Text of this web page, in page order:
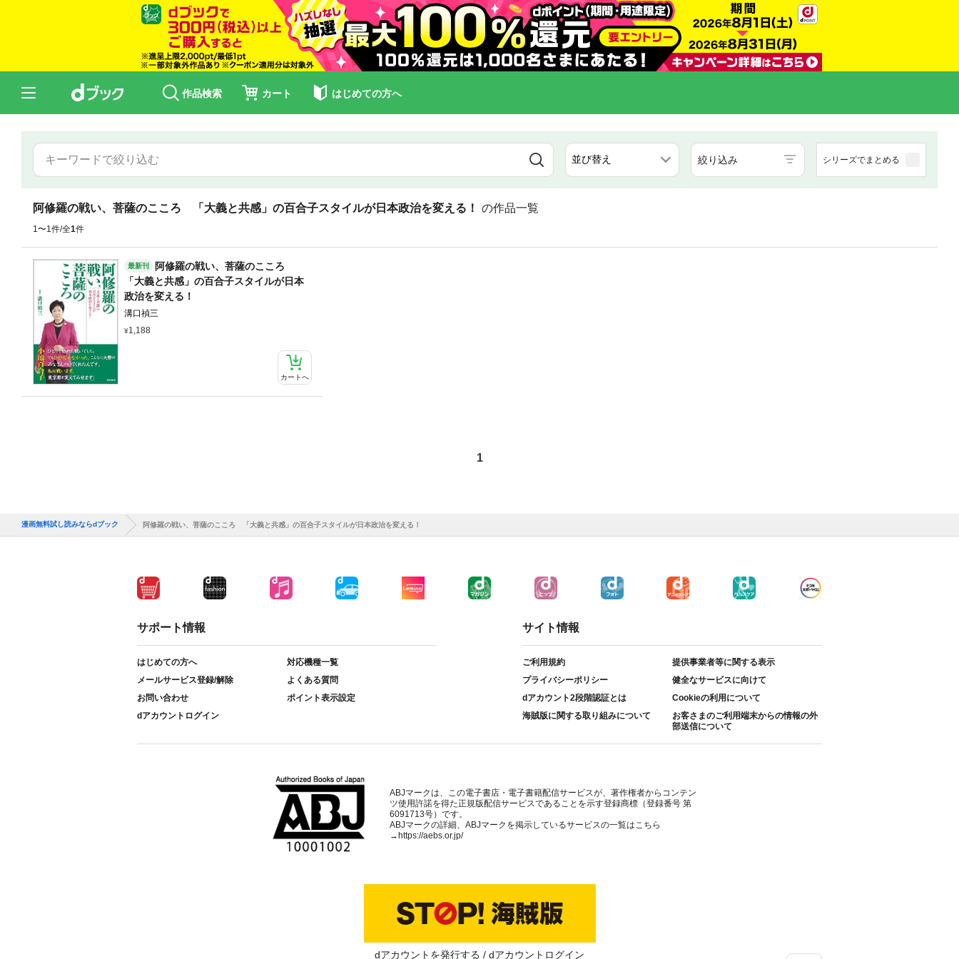
作品検索 カート はじめての方へ
絞り込み シリーズでまとめる
阿修羅の戦い、菩薩のこころ 「大義と共感」の百合子スタイルが日本政治を変える！ の作品一覧
1〜1件/全1件
最新刊
阿修羅の戦い、菩薩のこころ
「大義と共感」の百合子スタイルが日本
政治を変える！
溝口禎三
1,188
カートへ
1
漫画無料試し読みならdブック 阿修羅の戦い、菩薩のこころ 「大義と共感」の百合子スタイルが日本政治を変える！
サポート情報
はじめての方へ
対応機種一覧
メールサービス登録/解除
よくある質問
お問い合わせ
ポイント表示設定
dアカウントログイン
サイト情報
ご利用規約
提供事業者等に関する表示
プライバシーポリシー
健全なサービスに向けて
dアカウント2段階認証とは
Cookieの利用について
海賊版に関する取り組みについて
お客さまのご利用端末からの情報の外
部送信について
ABJマークは、この電子書店・電子書籍配信サービスが、著作権者からコンテン
ツ使用許諾を得た正規版配信サービスであることを示す登録商標（登録番号 第
6091713号）です。
ABJマークの詳細、ABJマークを掲示しているサービスの一覧はこちら
→https://aebs.or.jp/
dアカウントを発行する dアカウントログイン